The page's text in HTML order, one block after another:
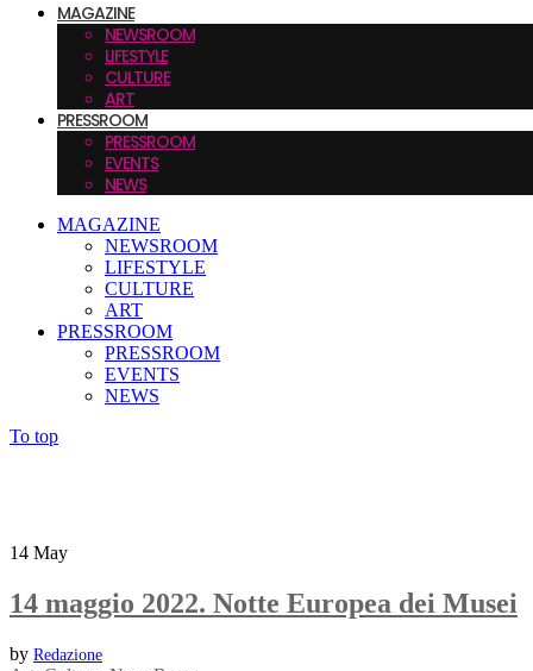
MAGAZINE
NEWSROOM
LIFESTYLE
CULTURE
ART
PRESSROOM
PRESSROOM
EVENTS
NEWS
MAGAZINE
NEWSROOM
LIFESTYLE
CULTURE
ART
PRESSROOM
PRESSROOM
EVENTS
NEWS
To top
14 May
14 maggio 2022. Notte Europea dei Musei
by Redazione